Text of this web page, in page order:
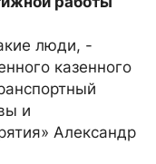
люди, -
казенного
и
Александр